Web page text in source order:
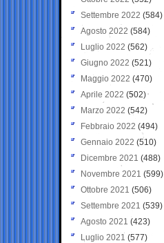
Settembre 2022 (584)
Agosto 2022 (584)
Luglio 2022 (562)
Giugno 2022 (521)
Maggio 2022 (470)
Aprile 2022 (502)
Marzo 2022 (542)
Febbraio 2022 (494)
Gennaio 2022 (510)
Dicembre 2021 (488)
Novembre 2021 (599)
Ottobre 2021 (506)
Settembre 2021 (539)
Agosto 2021 (423)
Luglio 2021 (577)